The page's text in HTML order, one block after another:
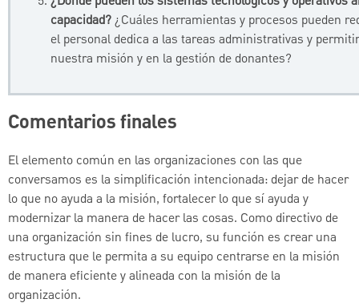
capacidad?¿Cuáles herramientas y procesos pueden
el personal dedica a las tareas administrativas y
nuestra misión y en la gestión de donantes?
Comentarios finales
El elemento común en las organizaciones con las que
conversamos es la simplificación intencionada: dejar de hacer
lo que no ayuda a la misión, fortalecer lo que sí ayuda y
modernizar la manera de hacer las cosas. Como directivo de
una organización sin fines de lucro, su función es crear una
estructura que le permita a su equipo centrarse en la misión
de manera eficiente y alineada con la misión de la
organización.